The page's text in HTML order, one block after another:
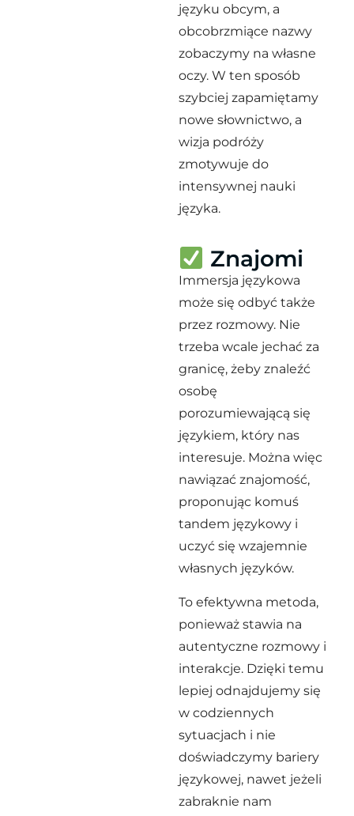
języku obcym, a
obcobrzmiące nazwy
zobaczymy na własne
oczy. W ten sposób
szybciej zapamiętamy
nowe słownictwo, a
wizja podróży
zmotywuje do
intensywnej nauki
języka.
Znajomi
Immersja językowa
może się odbyć także
przez rozmowy. Nie
trzeba wcale jechać za
granicę, żeby znaleźć
osobę
porozumiewającą się
językiem, który nas
interesuje. Można więc
nawiązać znajomość,
proponując komuś
tandem językowy i
uczyć się wzajemnie
własnych języków.
To efektywna metoda,
ponieważ stawia na
autentyczne rozmowy i
interakcje. Dzięki temu
lepiej odnajdujemy się
w codziennych
sytuacjach i nie
doświadczymy bariery
językowej, nawet jeżeli
zabraknie nam